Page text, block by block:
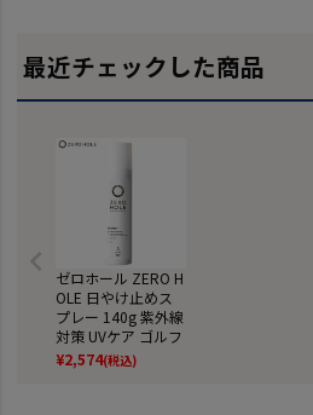
最近チェックした商品
ゼロホール ZERO H
OLE 日やけ止めス
プレー 140g 紫外線
対策 UVケア ゴルフ
¥2,574(税込)